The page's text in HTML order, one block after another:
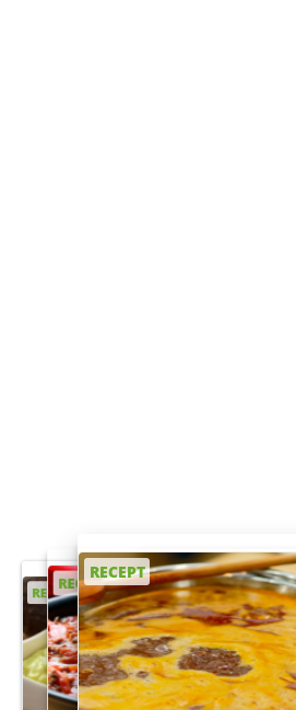
RECEPT
RECEPT
RECEPT
RECEPT
RECEPT